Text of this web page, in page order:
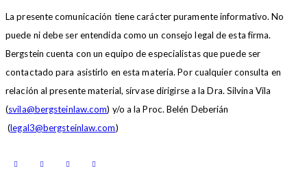
La presente comunicación tiene carácter puramente informativo. No
puede ni debe ser entendida como un consejo legal de esta firma.
Bergstein cuenta con un equipo de especialistas que puede ser
contactado para asistirlo en esta materia. Por cualquier consulta en
relación al presente material, sírvase dirigirse a la Dra. Silvina Vila
(svila@bergsteinlaw.com) y/o a la Proc. Belén Deberián
(legal3@bergsteinlaw.com)